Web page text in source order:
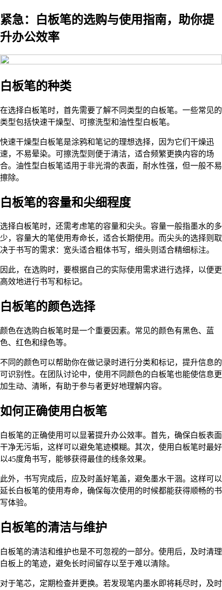
紧急：白板笔的选购与使用指南，助你提
升办公效率
白板笔的种类
在选择白板笔时，首先需要了解不同类型的白板笔。一些常见的
类型包括快速干燥型、可擦洗型和油性型白板笔。
快速干燥型白板笔是涂鸦和笔记的理想选择，因为它们干燥迅
速，不易晕染。可擦洗型则便于清洁，适合频繁更换内容的场
合。油性型白板笔适用于非光滑的表面，耐水性强，但一般不易
擦除。
白板笔的容量和尖细程度
选择白板笔时，还需考虑笔的容量和尖头。容量一般指墨水的多
少，容量大的笔使用寿命长，适合长期使用。而尖头的选择则取
决于书写的需求：宽头适合粗体书写，细头则适合精细标注。
因此，在选购时，要根据自己的实际使用需求进行选择，以便更
高效地进行书写和标记。
白板笔的颜色选择
颜色在选购白板笔时是一个重要因素。常见的颜色有黑色、蓝
色、红色和绿色等。
不同的颜色可以帮助你在做记录时进行分类和标记，提升信息的
可识别性。在团队讨论中，使用不同颜色的白板笔也能使信息更
加生动、清晰，有助于参与者更好地理解内容。
如何正确使用白板笔
白板笔的正确使用可以显著提升办公效率。首先，确保白板表面
干净无污垢，这样可以避免笔迹模糊。其次，使用白板笔时最好
以45度角书写，能够获得最佳的线条效果。
此外，书写完成后，应及时盖好笔盖，避免墨水干涸。这样可以
延长白板笔的使用寿命，确保每次使用的时候都能获得顺畅的书
写体验。
白板笔的清洁与维护
白板笔的清洁和维护也是不可忽视的一部分。使用后，及时清理
白板上的笔迹，避免长时间留存以至于难以清除。
对于笔芯，定期检查并更换。若发现笔内墨水即将耗尽时，及时